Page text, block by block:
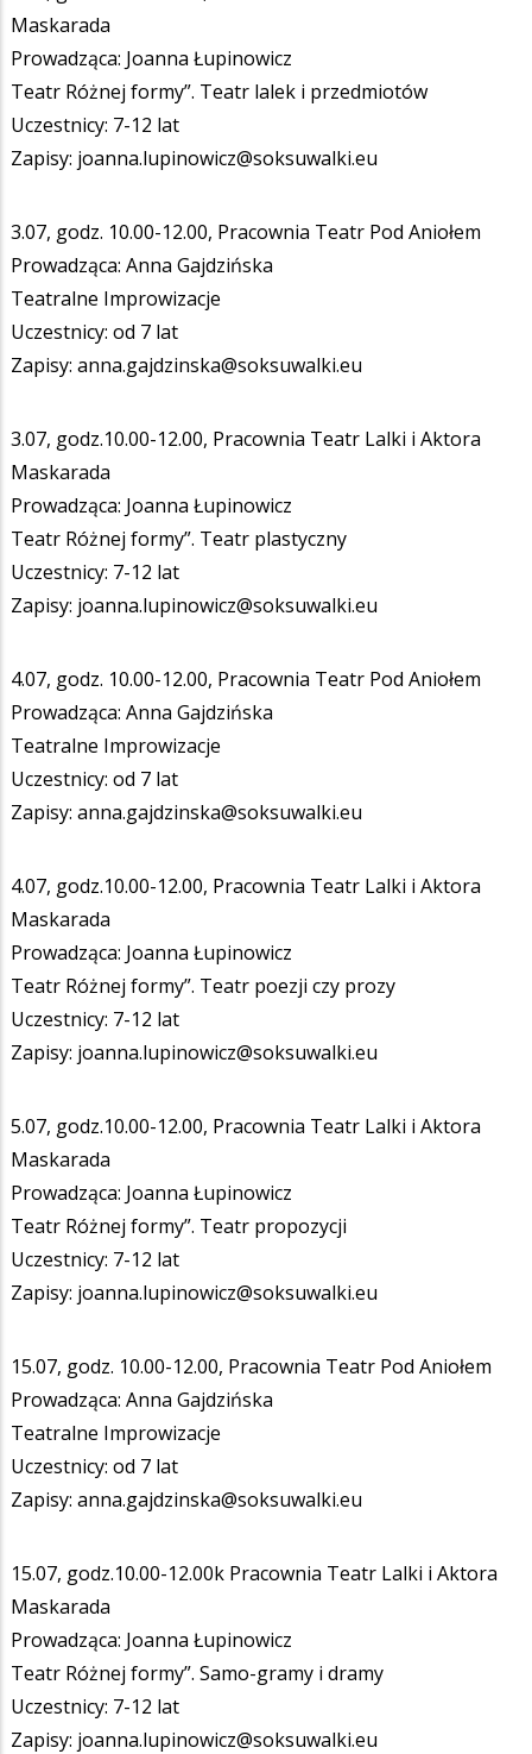
Maskarada
Prowadząca: Joanna Łupinowicz
Teatr Różnej formy”. Teatr lalek i przedmiotów
Uczestnicy: 7-12 lat
Zapisy: joanna.lupinowicz@soksuwalki.eu
3.07, godz. 10.00-12.00, Pracownia Teatr Pod Aniołem
Prowadząca: Anna Gajdzińska
Teatralne Improwizacje
Uczestnicy: od 7 lat
Zapisy: anna.gajdzinska@soksuwalki.eu
3.07, godz.10.00-12.00, Pracownia Teatr Lalki i Aktora
Maskarada
Prowadząca: Joanna Łupinowicz
Teatr Różnej formy”. Teatr plastyczny
Uczestnicy: 7-12 lat
Zapisy: joanna.lupinowicz@soksuwalki.eu
4.07, godz. 10.00-12.00, Pracownia Teatr Pod Aniołem
Prowadząca: Anna Gajdzińska
Teatralne Improwizacje
Uczestnicy: od 7 lat
Zapisy: anna.gajdzinska@soksuwalki.eu
4.07, godz.10.00-12.00, Pracownia Teatr Lalki i Aktora
Maskarada
Prowadząca: Joanna Łupinowicz
Teatr Różnej formy”. Teatr poezji czy prozy
Uczestnicy: 7-12 lat
Zapisy: joanna.lupinowicz@soksuwalki.eu
5.07, godz.10.00-12.00, Pracownia Teatr Lalki i Aktora
Maskarada
Prowadząca: Joanna Łupinowicz
Teatr Różnej formy”. Teatr propozycji
Uczestnicy: 7-12 lat
Zapisy: joanna.lupinowicz@soksuwalki.eu
15.07, godz. 10.00-12.00, Pracownia Teatr Pod Aniołem
Prowadząca: Anna Gajdzińska
Teatralne Improwizacje
Uczestnicy: od 7 lat
Zapisy: anna.gajdzinska@soksuwalki.eu
15.07, godz.10.00-12.00k Pracownia Teatr Lalki i Aktora
Maskarada
Prowadząca: Joanna Łupinowicz
Teatr Różnej formy”. Samo-gramy i dramy
Uczestnicy: 7-12 lat
Zapisy: joanna.lupinowicz@soksuwalki.eu